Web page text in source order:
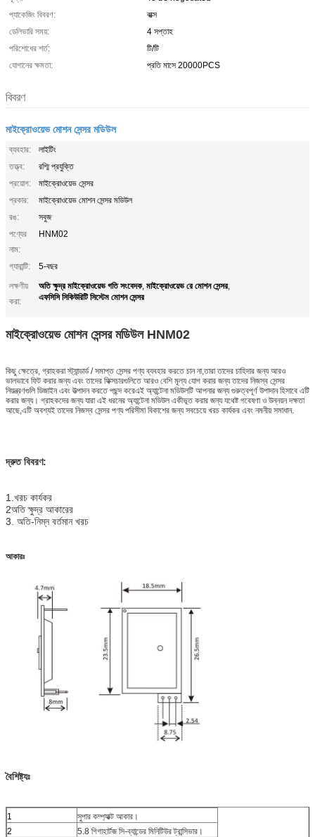
প্যাকেজিং বিবরণ:
বাক্স
ডেলিভারি সময়:
4 সপ্তাহ
পরিশোধের শর্ত:
টি/টি
যোগানের ক্ষমতা:
প্রতি মাসে 20000PCS
বিবরণ
মাইক্রোওয়েভ মোশন সেন্সর মডিউল
ব্যবহার:
লাইটিং
তত্ত্ব:
রশ্মি প্রযুক্তি
প্রয়োগ:
মাইক্রোওয়েভ সেন্সর
প্রকার:
মাইক্রোওয়েভ মোশন সেন্সর মডিউল
রঙ:
সবুজ
পণ্যের
নাম:
HNM02
গ্যারান্টি:
5-বছর
লক্ষণীয়
করা:
অতি ক্ষুদ্র মাইক্রোওয়েভ গতি সংবেদক, মাইক্রোওয়েভ রে মোশন সেন্সর,
এফসিসি সিকিউরিটি সিস্টেম মোশন সেন্সর
মাইক্রোওয়েভ মোশন সেন্সর মডিউল HNM02
কিছু ক্ষেত্রে, গ্রাহকরা স্ট্যান্ডার্ড / সমাপ্ত সেন্সর পণ্য ব্যবহার করতে চান না,তারা তাদের চাহিদার জন্য আরও
ভালভাবে ফিট করার জন্য এবং তাদের ফিক্সচারগুলিতে আরও বেশি মূল্য যোগ করার জন্য তাদের নিজস্ব সেন্সর
নিয়ন্ত্রণগুলি ডিজাইন এবং উত্পাদন করতে পছন্দ করেএই অ্যান্টেনা মডিউলটি আপনার জন্য গুরুত্বপূর্ণ উপাদান হিসাবে এটি
করার জন্য। গ্রাহকদের জন্য যারা এই ধরনের অ্যান্টেনা মডিউল একীভূত করার জন্য যথেষ্ট গবেষণা ও উন্নয়ন দক্ষতা
আছে,এটি অবশ্যই তাদের নিজস্ব সেন্সর পণ্য পরিসীমা বিকাশের জন্য সবচেয়ে খরচ কার্যকর এবং নমনীয় সমাধান.
দ্রুত বিবরণ:
1. খরচ কার্যকর
2অতি ক্ষুদ্র আকারের
3. অতি-নিম্ন বর্তমান খরচ
আকারঃ
বৈশিষ্ট্যঃ
1
সুপার কম্প্যাক্ট আকার।
2
5.8 গিগাহার্টজ সি-ব্যান্ডের মিনিটিউর ট্রান্সিভার।